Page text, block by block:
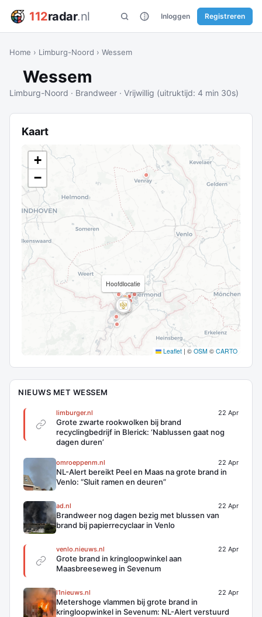
112radar.nl Inloggen Registreren
Home › Limburg-Noord › Wessem
Wessem
Limburg-Noord · Brandweer · Vrijwillig (uitruktijd: 4 min 30s)
Kaart
Hoofdlocatie
+
−
Leaflet | © OSM © CARTO
NIEUWS MET WESSEM
limburger.nl 22 Apr
Grote zwarte rookwolken bij brand
recyclingbedrijf in Blerick: ‘Nablussen gaat nog
dagen duren’
omroeppenm.nl 22 Apr
NL-Alert bereikt Peel en Maas na grote brand in
Venlo: “Sluit ramen en deuren”
ad.nl 22 Apr
Brandweer nog dagen bezig met blussen van
brand bij papierrecyclaar in Venlo
venlo.nieuws.nl 22 Apr
Grote brand in kringloopwinkel aan
Maasbreeseweg in Sevenum
l1nieuws.nl 22 Apr
Metershoge vlammen bij grote brand in
kringloopwinkel in Sevenum: NL-Alert verstuurd